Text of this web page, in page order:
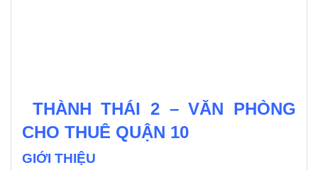
THÀNH THÁI 2 – VĂN PHÒNG
CHO THUÊ QUẬN 10
GIỚI THIỆU